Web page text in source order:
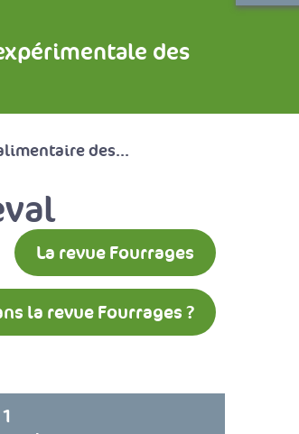
des
des...
La revue Fourrages
la revue Fourrages ?